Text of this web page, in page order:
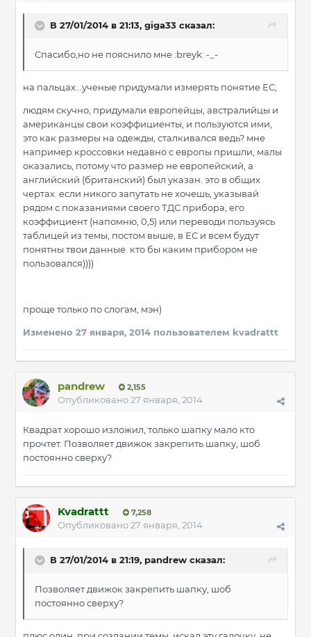
В 27/01/2014 в 21:13, giga33 сказал:
Спасибо,но не пояснило мне :breyk: -_-
на пальцах...ученые придумали измерять понятие ЕС,
людям скучно, придумали европейцы, австралийцы и
американцы свои коэффициенты, и пользуются ими,
это как размеры на одежды, сталкивался ведь? мне
например кроссовки недавно с европы пришли, малы
оказались, потому что размер не европейский, а
английский (британский) был указан. это в общих
чертах. если никого запутать не хочешь, указывай
рядом с показаниями своего ТДС прибора, его
коэффициент (напомню, 0,5) или переводи пользуясь
таблицей из темы, постом выше, в ЕС и всем будут
понятны твои данные. кто бы каким прибором не
пользовался))))
проще только по слогам, мэн)
Изменено 27 января, 2014 пользователем kvadrattt
pandrew 2,155
Опубликовано27 января, 2014
Квадрат хорошо изложил, только шапку мало кто
прочтет. Позволяет движок закрепить шапку, шоб
постоянно сверху?
Kvadrattt 7,258
Опубликовано27 января, 2014
В 27/01/2014 в 21:19, pandrew сказал:
Позволяет движок закрепить шапку, шоб
постоянно сверху?